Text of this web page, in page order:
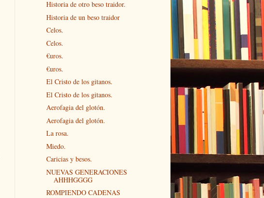
Historia de otro beso traidor.
Historia de un beso traidor
Celos.
Celos.
€uros.
€uros.
El Cristo de los gitanos.
El Cristo de los gitanos.
Aerofagia del glotón.
Aerofagia del glotón.
La rosa.
Miedo.
Caricias y besos.
NUEVAS GENERACIONES
AHHHGGGG
ROMPIENDO CADENAS